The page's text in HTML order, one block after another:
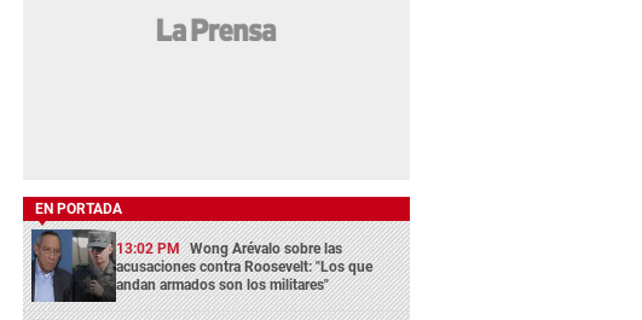
EN PORTADA
13:02 PM Wong Arévalo sobre las
acusaciones contra Roosevelt: "Los que
andan armados son los militares"